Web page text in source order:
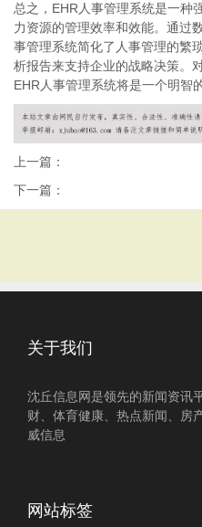
总之，EHR人事管理系统是一种
力资源的管理效率和效能。通过
事管理系统简化了人事管理的繁
析报告来支持企业的战略决策。
EHR人事管理系统将是一个明智
上一篇：
下一篇：
关于我们
沈丘信息网是领先的新闻资讯
财、体育健康、热点新闻、房
威信息
网站标签